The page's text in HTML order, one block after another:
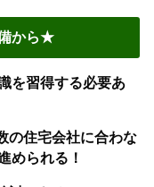
から★
を習得する必要あ
の住宅会社に合わな
められる！